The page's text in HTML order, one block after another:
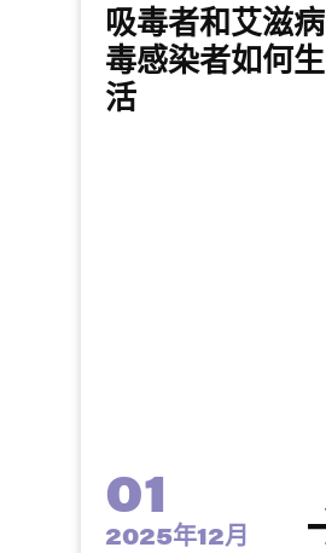
吸毒者和艾滋病
毒感染者如何生
活
01
2025年12月